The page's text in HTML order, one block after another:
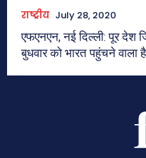
राष्ट्रीय July 28, 2020
एफएनएन, नई दिल्ली: पूर देश
बुधवार को भारत पहुंचने वाला